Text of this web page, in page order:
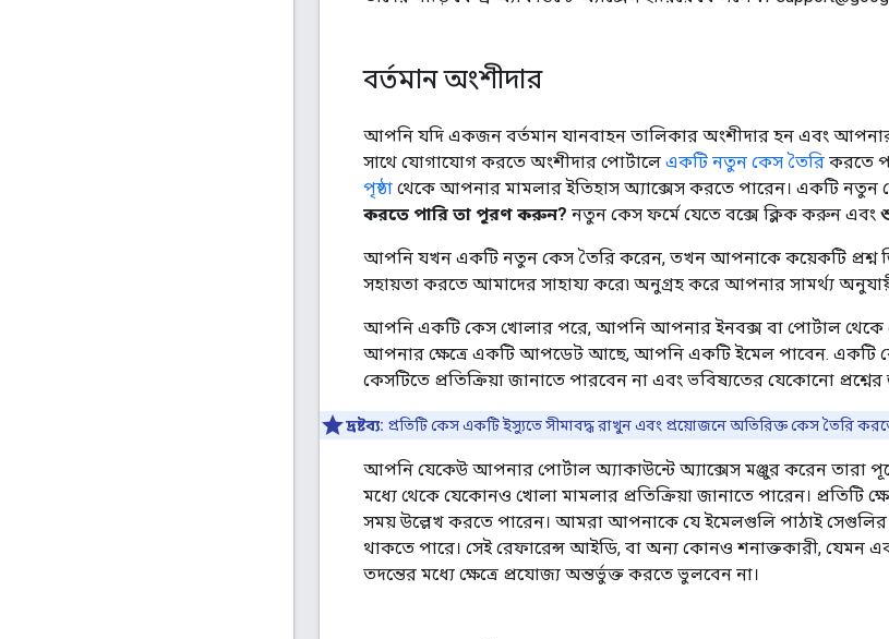
বর্তমান অংশীদার
আপনি যদি একজন বর্তমান যানবাহন তালিকার অংশীদার হন এবং
সাথে যোগাযোগ করতে অংশীদার পোর্টালে একটি নতুন কেস তৈরি করতে
পৃষ্ঠা থেকে আপনার মামলার ইতিহাস অ্যাক্সেস করতে পারেন। একটি
করতে পারি তা পূরণ করুন? নতুন কেস ফর্মে যেতে বক্সে ক্লিক করুন এবং
আপনি যখন একটি নতুন কেস তৈরি করেন, তখন আপনাকে কয়েকটি প্রশ্ন
সহায়তা করতে আমাদের সাহায্য করে৷ অনুগ্রহ করে আপনার সামর্থ্য অনুযায়ী
আপনি একটি কেস খোলার পরে, আপনি আপনার ইনবক্স বা পোর্টাল থেকে
আপনার ক্ষেত্রে একটি আপডেট আছে, আপনি একটি ইমেল পাবেন. একটি
কেসটিতে প্রতিক্রিয়া জানাতে পারবেন না এবং ভবিষ্যতের যেকোনো
দ্রষ্টব্য: প্রতিটি কেস একটি ইস্যুতে সীমাবদ্ধ রাখুন এবং প্রয়োজনে অতিরিক্ত কেস তৈরি করতে
আপনি যেকেউ আপনার পোর্টাল অ্যাকাউন্টে অ্যাক্সেস মঞ্জুর করেন তারা
মধ্যে থেকে যেকোনও খোলা মামলার প্রতিক্রিয়া জানাতে পারেন। প্রতিটি
সময় উল্লেখ করতে পারেন। আমরা আপনাকে যে ইমেলগুলি পাঠাই
থাকতে পারে। সেই রেফারেন্স আইডি, বা অন্য কোনও শনাক্তকারী,
তদন্তের মধ্যে ক্ষেত্রে প্রযোজ্য অন্তর্ভুক্ত করতে ভুলবেন না।